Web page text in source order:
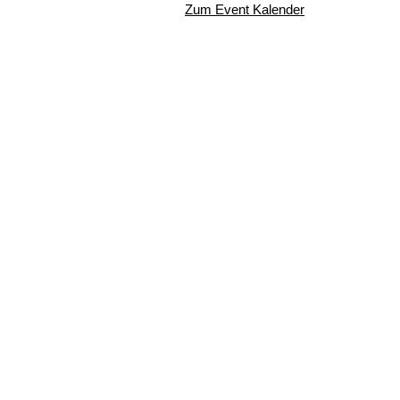
Zum Event Kalender